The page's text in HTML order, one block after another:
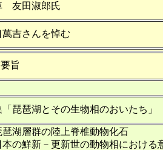
友田淑郎氏
萬吉さんを悼む
旨
琵琶湖とその生物相のおいたち」
琶湖層群の陸上脊椎動物化石
の鮮新－更新世の動物相における